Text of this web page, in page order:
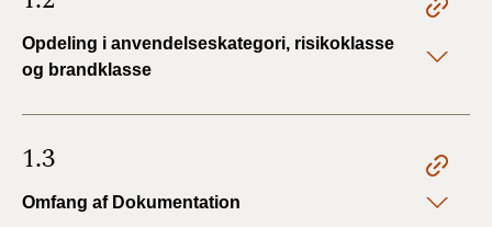
Opdeling i anvendelseskategori, risikoklasse
og brandklasse
1.3
Omfang af Dokumentation